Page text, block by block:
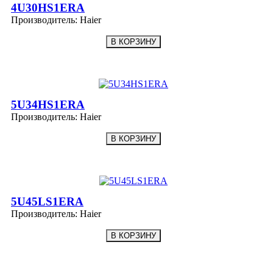
4U30HS1ERA
Производитель: Haier
5U34HS1ERA
Производитель: Haier
5U45LS1ERA
Производитель: Haier